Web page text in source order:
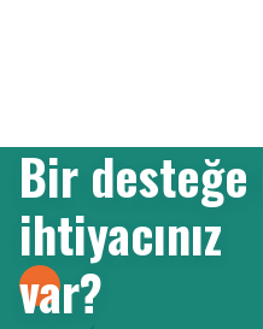
Bu ürüne benzer farklı
Bir desteğe
ihtiyacınız
var?